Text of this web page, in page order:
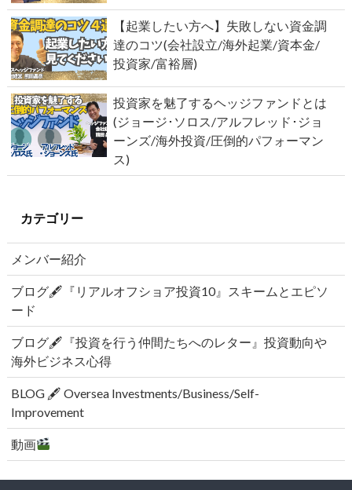
【起業したい方へ】失敗しない資金調
達のコツ(会社設立/海外起業/資本金/
投資家/富裕層)
投資家を魅了するヘッジファンドとは
(ジョージ･ソロス/アルフレッド･ジョ
ーンズ/海外投資/圧倒的パフォーマン
ス)
カテゴリー
メンバー紹介
ブログ🖋『リアルオフショア投資10』スキームとエピソ
ード
ブログ🖋『投資を行う仲間たちへのレター』投資動向や
海外ビジネス心得
BLOG 🖋 Oversea Investments/Business/Self-
Improvement
動画